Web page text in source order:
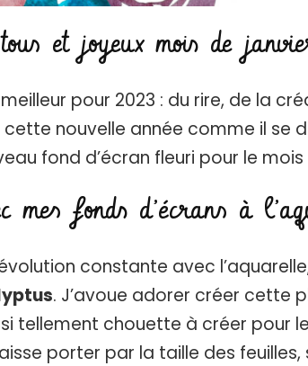
et joyeux mois de
pour 2023 : du rire, de la
nouvelle année comme il se
fond d’écran fleuri pour le mois
mes fonds d’écrans à
constante avec
. J’avoue adorer créer cette
tellement chouette à créer pour
porter par la taille des